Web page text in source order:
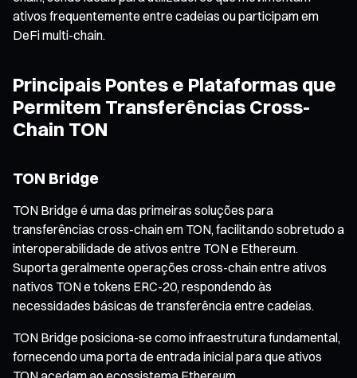
ativos frequentemente entre cadeias ou participam em
DeFi multi-chain.
Principais Pontes e Plataformas que
Permitem Transferências Cross-
Chain TON
TON Bridge
TON Bridge é uma das primeiras soluções para
transferências cross-chain em TON, facilitando sobretudo a
interoperabilidade de ativos entre TON e Ethereum.
Suporta geralmente operações cross-chain entre ativos
nativos TON e tokens ERC-20, respondendo às
necessidades básicas de transferência entre cadeias.
TON Bridge posiciona-se como infraestrutura fundamental,
fornecendo uma porta de entrada inicial para que ativos